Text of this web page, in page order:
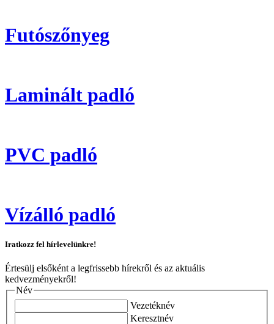
Futószőnyeg
Laminált padló
PVC padló
Vízálló padló
Iratkozz fel hírlevelünkre!
Értesülj elsőként a legfrissebb hírekről és az aktuális
kedvezményekről!
Név
Vezetéknév
Keresztnév